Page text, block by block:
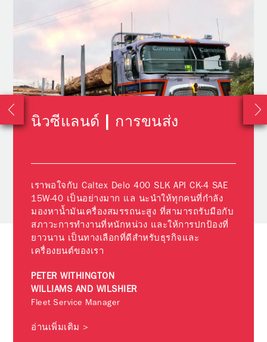
นิวซีแลนด์ | การขนส่ง
เราพอใจกับ Caltex Delo 400 SLK API CK-4 SAE
15W-40 เป็นอย่างมาก แล นะนำให้ทุกคนที่กำลัง
มองหาน้ำมันเครื่องสมรรถนะสูง ที่สามารถรับมือกับ
สภาวะการทำงานที่หนักหน่วง และให้การปกป้องที่
ยาวนาน เป็นทางเลือกที่ดีสำหรับธุรกิจและ
เครื่องยนต์ของเรา
PETER WITHINGTON
WILLIAMS AND WILSHIER
Fleet Service Manager
อ่านเพิ่มเติม >